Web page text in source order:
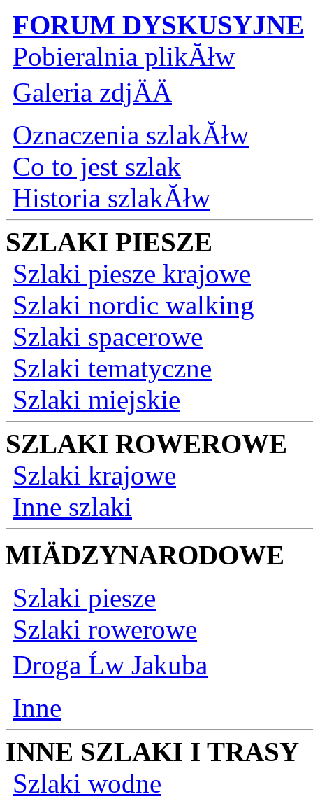
FORUM DYSKUSYJNE
Pobieralnia plikĂłw
Galeria zdjÄÄ
Oznaczenia szlakĂłw
Co to jest szlak
Historia szlakĂłw
SZLAKI PIESZE
Szlaki piesze krajowe
Szlaki nordic walking
Szlaki spacerowe
Szlaki tematyczne
Szlaki miejskie
SZLAKI ROWEROWE
Szlaki krajowe
Inne szlaki
MIÄDZYNARODOWE
Szlaki piesze
Szlaki rowerowe
Droga Ĺw Jakuba
Inne
INNE SZLAKI I TRASY
Szlaki wodne